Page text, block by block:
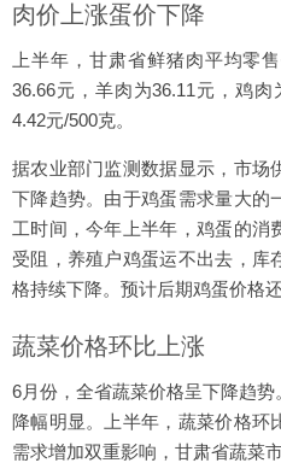
肉价上涨蛋价下降
上半年，甘肃省鲜猪肉平均零
36.66元，羊肉为36.11元，鸡
4.42元/500克。
据农业部门监测数据显示，市场
下降趋势。由于鸡蛋需求量大的
工时间，今年上半年，鸡蛋的消
受阻，养殖户鸡蛋运不出去，库
格持续下降。预计后期鸡蛋价格
蔬菜价格环比上涨
6月份，全省蔬菜价格呈下降趋
降幅明显。上半年，蔬菜价格环
需求增加双重影响，甘肃省蔬菜